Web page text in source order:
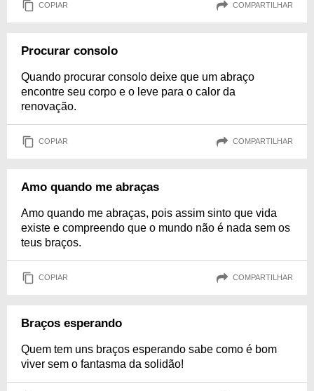
COPIAR COMPARTILHAR
Procurar consolo
Quando procurar consolo deixe que um abraço
encontre seu corpo e o leve para o calor da
renovação.
COPIAR COMPARTILHAR
Amo quando me abraças
Amo quando me abraças, pois assim sinto que vida
existe e compreendo que o mundo não é nada sem os
teus braços.
COPIAR COMPARTILHAR
Braços esperando
Quem tem uns braços esperando sabe como é bom
viver sem o fantasma da solidão!